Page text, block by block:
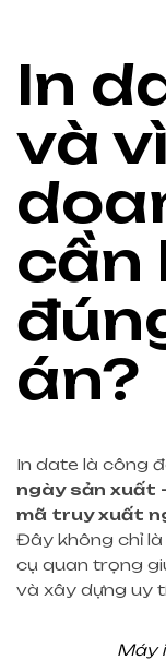
In
và
cần
án?
In date là công
ngày sản xuất
mã truy xuất
Đây không chỉ
cụ quan trọng
và xây dựng uy
Máy